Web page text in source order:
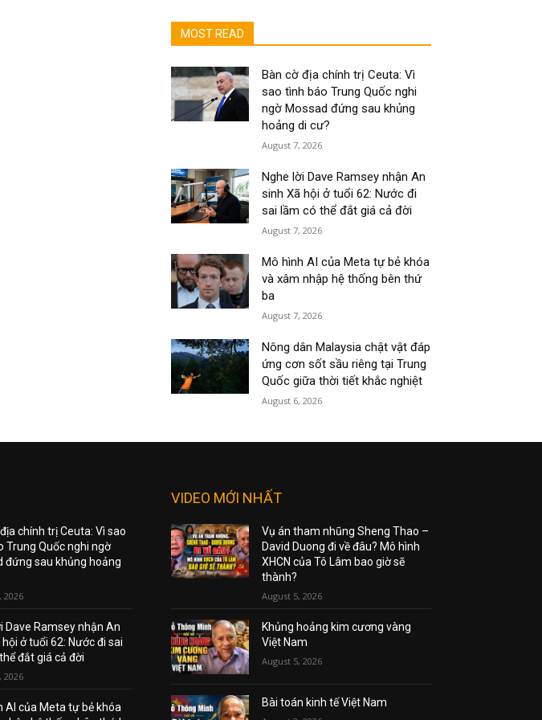
MOST READ
Bàn cờ địa chính trị Ceuta: Vì
sao tình báo Trung Quốc nghi
ngờ Mossad đứng sau khủng
hoảng di cư?
August 7, 2026
Nghe lời Dave Ramsey nhận An
sinh Xã hội ở tuổi 62: Nước đi
sai lầm có thể đắt giá cả đời
August 7, 2026
Mô hình AI của Meta tự bẻ khóa
và xâm nhập hệ thống bên thứ
ba
August 7, 2026
Nông dân Malaysia chật vật đáp
ứng cơn sốt sầu riêng tại Trung
Quốc giữa thời tiết khắc nghiệt
August 6, 2026
chính trị Ceuta: Vì sao
Trung Quốc nghi ngờ
đứng sau khủng hoảng
2026
Dave Ramsey nhận An
ở tuổi 62: Nước đi sai
đắt giá cả đời
2026
AI của Meta tự bẻ khóa
VIDEO MỚI NHẤT
Vụ án tham nhũng Sheng Thao –
David Duong đi về đâu? Mô hình
XHCN của Tô Lâm bao giờ sẽ
thành?
August 5, 2026
Khủng hoảng kim cương vàng
Việt Nam
August 5, 2026
Bài toán kinh tế Việt Nam